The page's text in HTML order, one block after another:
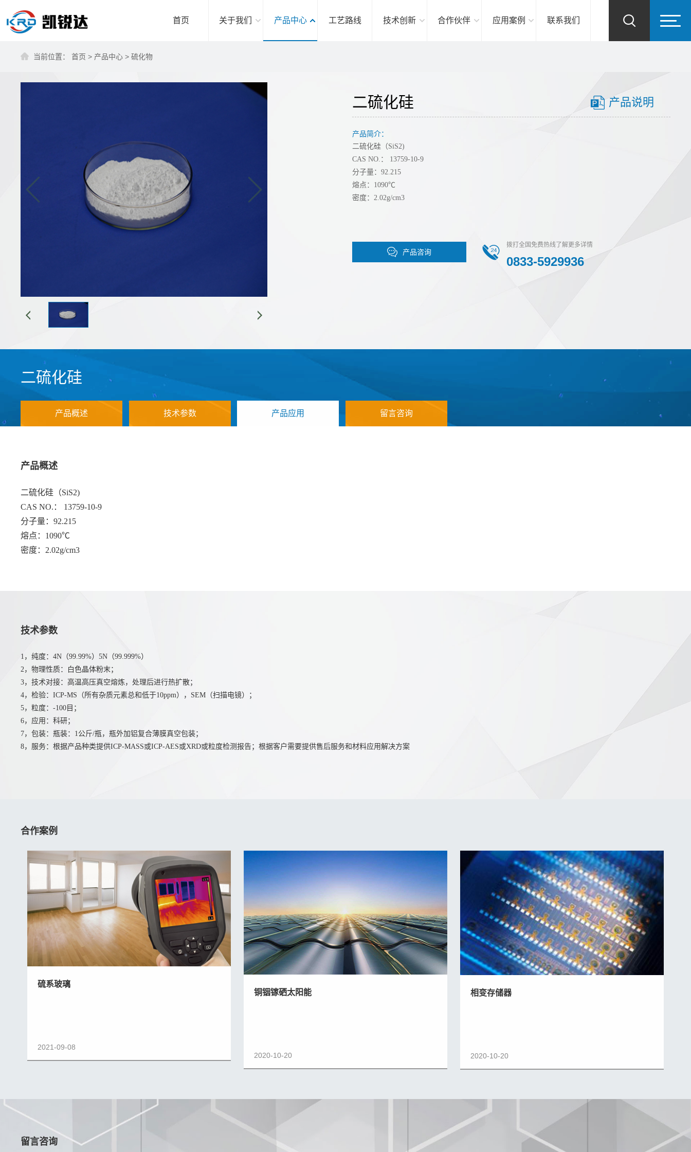
首页 关于我们 产品中心 工艺路线 技术创新 合作伙伴 应用案例 联系我们
当前位置：首页 > 产品中心 >硫化物
二硫化硅 产品说明
产品简介：
二硫化硅（SiS2)
CAS NO.： 13759-10-9
分子量：92.215
熔点：1090℃
密度：2.02g/cm3
产品咨询
拨打全国免费热线了解更多详情
0833-5929936
二硫化硅
产品概述 技术参数 产品应用 留言咨询
产品概述
二硫化硅（SiS2)
CAS NO.： 13759-10-9
分子量：92.215
熔点：1090℃
密度：2.02g/cm3
技术参数
1，纯度：4N（99.99%）5N（99.999%）
2，物理性质：白色晶体粉末；
3，技术对接：高温高压真空熔炼，处理后进行热扩散；
4，检验：ICP-MS（所有杂质元素总和低于10ppm），SEM（扫描电镜）；
5，粒度：-100目；
6，应用：科研；
7，包装：瓶装：1公斤/瓶，瓶外加铝复合薄膜真空包装；
8，服务：根据产品种类提供ICP-MASS或ICP-AES或XRD或粒度检测报告；根据客户需要提供售后服务和材料应用解决方案
合作案例
硫系玻璃
2021-09-08
铜铟镓硒太阳能
2020-10-20
相变存储器
2020-10-20
留言咨询